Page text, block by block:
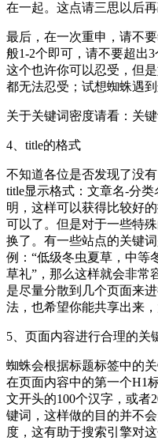
在一起。这点请三思以后
最后，在一次重申，请不
般1-2个即可，请不要超出
这个也许你可以忍受，但
都无法忍受；试想蜘蛛遇
关于关键词密度请看：关
4、title的格式
不知道各位是否发现了没
title显示格式：文章名-分
明，这样可以获得比较好
可以了。但是对于一些特
换了。有一些站点的关键
例：“低级冬虫夏草，中等
草礼”，那么这样就会非常
是尽量分散到几个页面来
法，也希望你能共享出来，
5、页面内容进行合理的关
蜘蛛会根据标题标签中的
在页面内容中的第一个H1
文开头的100个汉字，或者
键词，这样做的目的并不
度，这有助于搜索引擎对